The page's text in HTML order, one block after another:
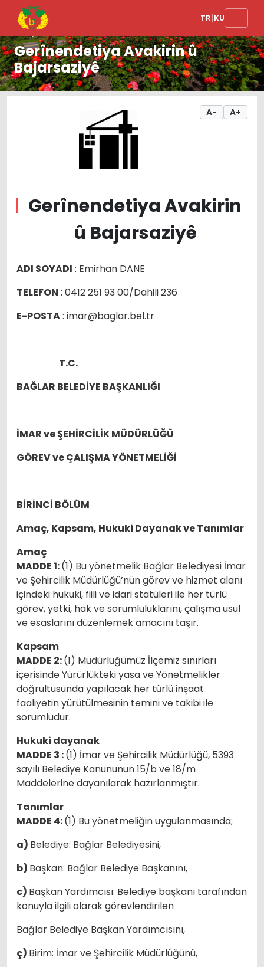
TR|KU
Gerînendetiya Avakirin û
Bajarsaziyê
A- A+
Gerînendetiya Avakirin
û Bajarsaziyê
ADI SOYADI : Emirhan DANE
TELEFON : 0412 251 93 00/Dahili 236
E-POSTA: imar@baglar.bel.tr
T.C.
BAĞLAR BELEDİYE BAŞKANLIĞI
İMAR ve ŞEHİRCİLİK MÜDÜRLÜĞÜ
GÖREV ve ÇALIŞMA YÖNETMELİĞİ
BİRİNCİ BÖLÜM
Amaç, Kapsam, Hukuki Dayanak ve Tanımlar
Amaç
MADDE 1:(1) Bu yönetmelik Bağlar Belediyesi İmar
ve Şehircilik Müdürlüğü’nün görev ve hizmet alanı
içindeki hukuki, fiili ve idari statüleri ile her türlü
görev, yetki, hak ve sorumluluklarını, çalışma usul
ve esaslarını düzenlemek amacını taşır.
Kapsam
MADDE 2:(1) Müdürlüğümüz İlçemiz sınırları
içerisinde Yürürlükteki yasa ve Yönetmelikler
doğrultusunda yapılacak her türlü inşaat
faaliyetin yürütülmesinin temini ve takibi ile
sorumludur.
Hukuki dayanak
MADDE 3 :(1) İmar ve Şehircilik Müdürlüğü, 5393
sayılı Belediye Kanununun 15/b ve 18/m
Maddelerine dayanılarak hazırlanmıştır.
Tanımlar
MADDE 4:(1) Bu yönetmeliğin uygulanmasında;
a) Belediye: Bağlar Belediyesini,
b) Başkan: Bağlar Belediye Başkanını,
c) Başkan Yardımcısı: Belediye başkanı tarafından
konuyla ilgili olarak görevlendirilen
Bağlar Belediye Başkan Yardımcısını,
ç) Birim: İmar ve Şehircilik Müdürlüğünü,